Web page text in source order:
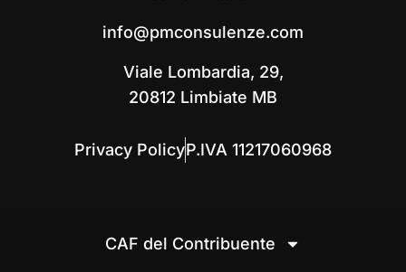
info@pmconsulenze.com
Viale Lombardia, 29,
20812 Limbiate MB
Privacy PolicyP.IVA 11217060968
CAF del Contribuente